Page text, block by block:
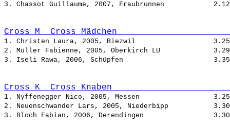
3. Chassot Guillaume, 2007, Fraubrunnen
Cross_M  Cross Mädchen
1. Christen Laura, 2005, Biezwil
2. Müller Fabienne, 2005, Oberkirch LU
3. Iseli Rawa, 2006, Schüpfen
Cross_K  Cross Knaben
1. Nyffenegger Nico, 2005, Messen
2. Neuenschwander Lars, 2005, Niederbipp
3. Bloch Fabian, 2006, Derendingen